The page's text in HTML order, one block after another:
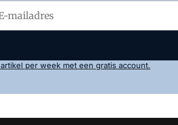
per week met een gratis account.